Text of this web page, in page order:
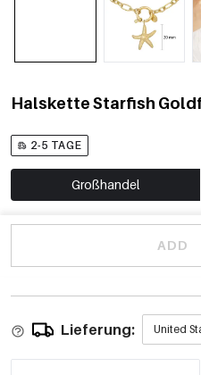
Halskette Starfish
2-5 TAGE
Großhandel
ADD
Lieferung: United